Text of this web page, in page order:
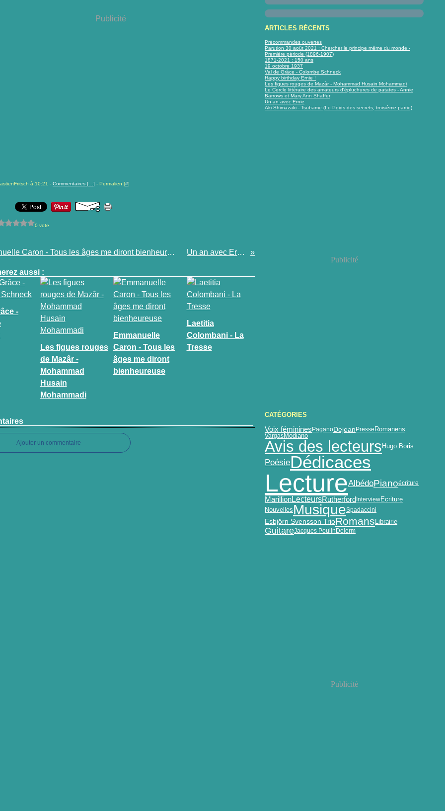
Publicité
à 10:21 - Commentaires [ ] - Permalien [#]
0 vote
Emmanuelle Caron - Tous les âges me diront bienheureuse Un an avec Ernie
aussi :
-
Les figues rouges
de Mazâr -
Mohammad
Husain
Mohammadi
Emmanuelle
Caron - Tous les
âges me diront
bienheureuse
Laetitia
Colombani - La
Tresse
Ajouter un commentaire
ARTICLES RÉCENTS
Précommandes ouvertes
Parution 30 août 2021 : Chercher le principe même du monde -
Première période (1896-1907)
1871-2021 : 150 ans
19 octobre 1937
Val de Grâce - Colombe Schneck
Happy birthday Ernie !
Les figues rouges de Mazâr - Mohammad Husain Mohammadi
Le Cercle littéraire des amateurs d'épluchures de patates - Annie
Barrows et Mary Ann Shaffer
Un an avec Ernie
Aki Shimazaki - Tsubame (Le Poids des secrets, troisième partie)
Publicité
CATÉGORIES
Voix féminines PaganoDejean Presse Romanens
VargasModiano
Avis des lecteurs Hugo Boris
PoésieDédicaces
LectureAlbédoPianoécriture
MarillionLecteursRutherfordInterviewEcriture
Nouvelles MusiqueSpadaccini
Esbjörn Svensson TrioRomansLibrairie
GuitareJacques Poulin Delerm
Publicité